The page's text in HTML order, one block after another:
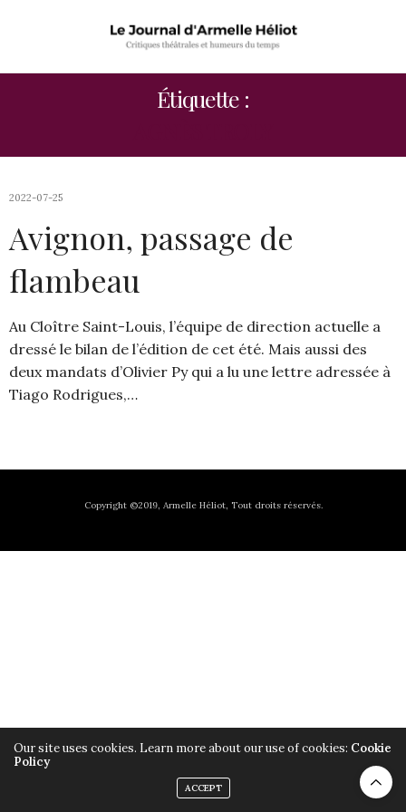
Étiquette :
2022-07-25
Avignon, passage de
flambeau
Au Cloître Saint-Louis, l’équipe de direction actuelle a
dressé le bilan de l’édition de cet été. Mais aussi des
deux mandats d’Olivier Py qui a lu une lettre adressée à
Tiago Rodrigues,…
Copyright ©2019, Armelle Héliot, Tout droits réservés.
Our site uses cookies. Learn more about our use of cookies: Cookie
Policy
ACCEPT